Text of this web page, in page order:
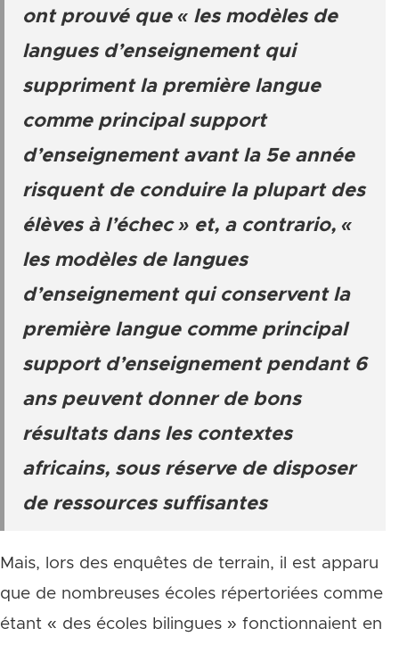
ont prouvé que « les modèles de
langues d’enseignement qui
suppriment la première langue
comme principal support
d’enseignement avant la 5e année
risquent de conduire la plupart des
élèves à l’échec » et, a contrario, «
les modèles de langues
d’enseignement qui conservent la
première langue comme principal
support d’enseignement pendant 6
ans peuvent donner de bons
résultats dans les contextes
africains, sous réserve de disposer
de ressources suffisantes
Mais, lors des enquêtes de terrain, il est apparu
que de nombreuses écoles répertoriées comme
étant « des écoles bilingues » fonctionnaient en